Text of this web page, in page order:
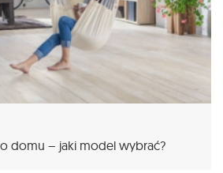
domu – jaki model wybrać?